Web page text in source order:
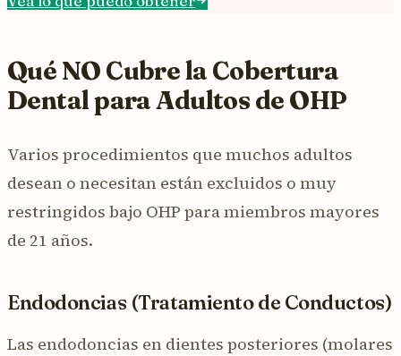
Qué NO Cubre la Cobertura
Dental para Adultos de OHP
Varios procedimientos que muchos adultos
desean o necesitan están excluidos o muy
restringidos bajo OHP para miembros mayores
de 21 años.
Endodoncias (Tratamiento de Conductos)
Las endodoncias en dientes posteriores (molares